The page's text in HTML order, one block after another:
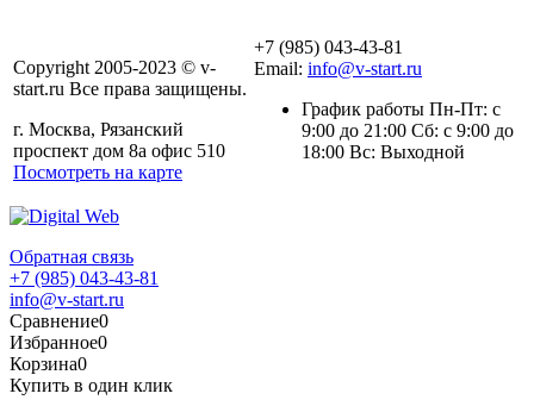
Copyright 2005-2023 © v-
start.ru Все права защищены.
г. Москва, Рязанский
проспект дом 8а офис 510
Посмотреть на карте
+7 (985) 043-43-81
Email: info@v-start.ru
График работы Пн-Пт: с
9:00 до 21:00 Сб: с 9:00 до
18:00 Вс: Выходной
Обратная связь
+7 (985) 043-43-81
info@v-start.ru
Сравнение0
Избранное0
Корзина0
Купить в один клик